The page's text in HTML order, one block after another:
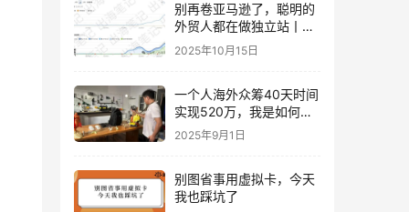
别再卷亚马逊了，聪明的
外贸人都在做独立站丨出
海笔记
2025年10月15日
一个人海外众筹40天时间
实现520万，我是如何做
到的？丨出海笔记
2025年9月1日
别图省事用虚拟卡，今天
我也踩坑了